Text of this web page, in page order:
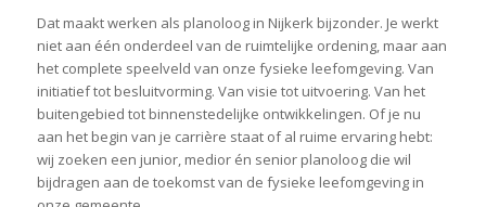
Dat maakt werken als planoloog in Nijkerk bijzonder. Je werkt
niet aan één onderdeel van de ruimtelijke ordening, maar aan
het complete speelveld van onze fysieke leefomgeving. Van
initiatief tot besluitvorming. Van visie tot uitvoering. Van het
buitengebied tot binnenstedelijke ontwikkelingen. Of je nu
aan het begin van je carrière staat of al ruime ervaring hebt:
wij zoeken een junior, medior én senior planoloog die wil
bijdragen aan de toekomst van de fysieke leefomgeving in